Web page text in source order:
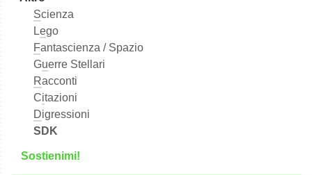
Scienza
Lego
Fantascienza / Spazio
Guerre Stellari
Racconti
Citazioni
Digressioni
SDK
Sostienimi!